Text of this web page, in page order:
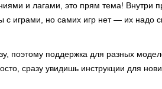
и лагами, это прям тема! Внутри
играми, но самих игр нет — их надо
поэтому поддержка для разных
сразу увидишь инструкции для